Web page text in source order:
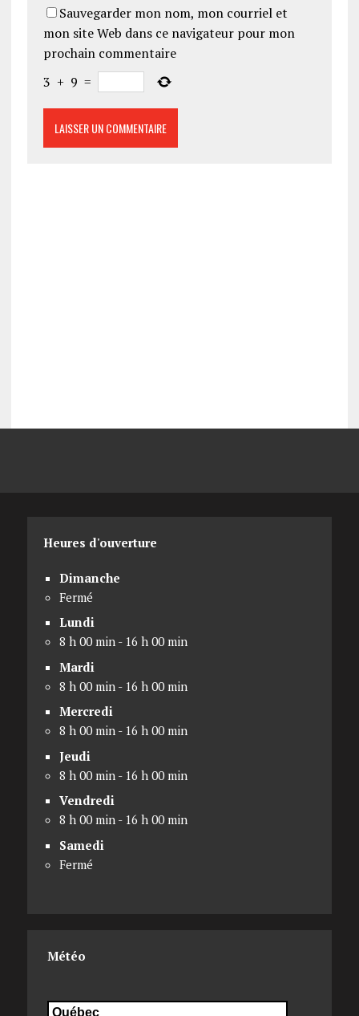
Sauvegarder mon nom, mon courriel et
mon site Web dans ce navigateur pour mon
prochain commentaire
3 + 9 =
Heures d'ouverture
Dimanche
Fermé
Lundi
8 h 00 min - 16 h 00 min
Mardi
8 h 00 min - 16 h 00 min
Mercredi
8 h 00 min - 16 h 00 min
Jeudi
8 h 00 min - 16 h 00 min
Vendredi
8 h 00 min - 16 h 00 min
Samedi
Fermé
Météo